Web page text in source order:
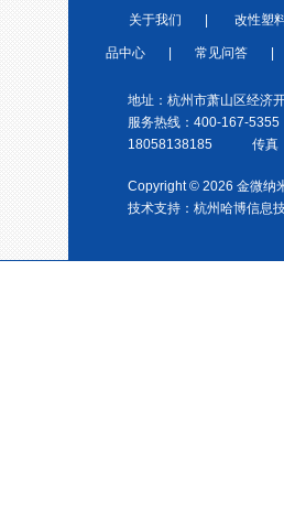
关于我们 改性塑
品中心 常见问答
地址：杭州市萧山区经济
服务热线：400-167-5355
18058138185 传真：
Copyright © 2026 金微纳
技术支持： 杭州哈博信息